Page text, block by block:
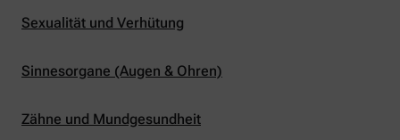
Sexualität und Verhütung
Sinnesorgane (Augen & Ohren)
Zähne und Mundgesundheit